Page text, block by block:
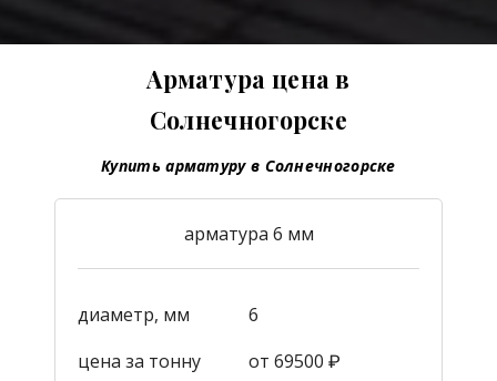
Арматура цена в
Солнечногорске
Купить арматуру в Солнечногорске
арматура 6 мм
диаметр, мм
6
цена за тонну
от 69500 ₽